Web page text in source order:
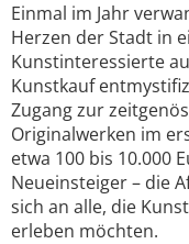
Einmal im Jahr
Herzen der Stadt in
Kunstinteressierte
Kunstkauf
Zugang zur
Originalwerken im
etwa 100 bis 10.000
Neueinsteiger – die
sich an alle, die
erleben möchten.